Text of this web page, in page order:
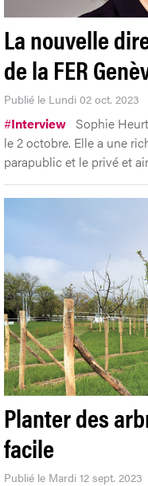
La nouvelle
de la FER
Publié le Lundi 02 oct. 2023
#Interview Sophie
le 2 octobre. Elle a une
parapublic et le privé et
Planter des
facile
Publié le Mardi 12 sept. 2023